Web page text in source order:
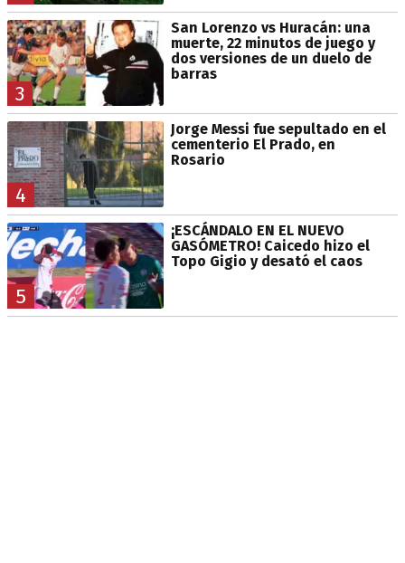
3
San Lorenzo vs Huracán: una
muerte, 22 minutos de juego y
dos versiones de un duelo de
barras
4
Jorge Messi fue sepultado en el
cementerio El Prado, en
Rosario
5
¡ESCÁNDALO EN EL NUEVO
GASÓMETRO! Caicedo hizo el
Topo Gigio y desató el caos